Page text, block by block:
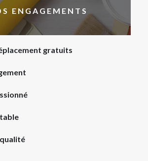
ENGAGEMENTS
gratuits